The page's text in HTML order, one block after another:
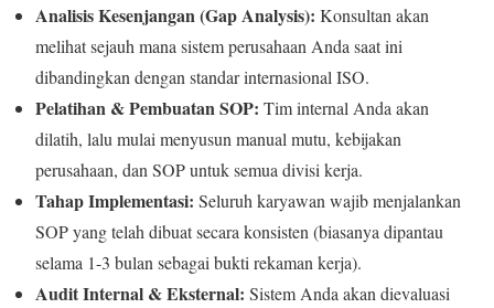
Analisis Kesenjangan (Gap Analysis): Konsultan akan
melihat sejauh mana sistem perusahaan Anda saat ini
dibandingkan dengan standar internasional ISO.
Pelatihan & Pembuatan SOP: Tim internal Anda akan
dilatih, lalu mulai menyusun manual mutu, kebijakan
perusahaan, dan SOP untuk semua divisi kerja.
Tahap Implementasi: Seluruh karyawan wajib menjalankan
SOP yang telah dibuat secara konsisten (biasanya dipantau
selama 1-3 bulan sebagai bukti rekaman kerja).
Audit Internal & Eksternal: Sistem Anda akan dievaluasi